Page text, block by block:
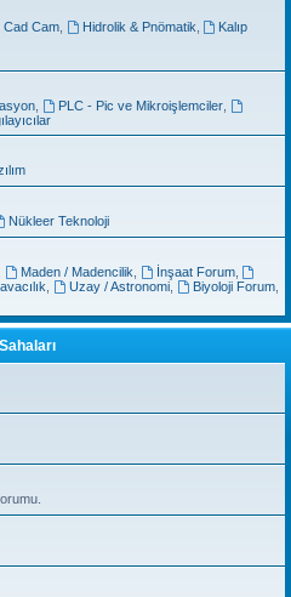
Cad Cam, Hidrolik & Pnömatik
Kalıp
, PLC - Pic ve Mikroişlemciler,
Nükleer Teknoloji
Maden / Madencilik İnşaat Forum,
Uzay / Astronomi, Biyoloji Forum,